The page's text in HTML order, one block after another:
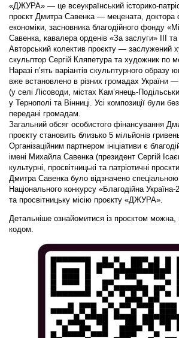
«ДЖУРА» — це всеукраїнський історико-
проєкт Дмитра Савенка — мецената, доктора
економіки, засновника благодійного фонду
Савенка, кавалера орденів «За заслуги» ІІІ та
Авторський колектив проєкту — заслужений
скульптор Сергій Кляпетура та художник по
Наразі п’ять варіантів скульптурного образу
вже встановлено в різних громадах України
(у селі Лісоводи, містах Кам’янець-
у Тернополі та Вінниці. Усі композиції були
передані громадам.
Загальний обсяг особистого фінансування
проєкту становить близько 5 мільйонів
Організаційним партнером ініціативи є
імені Михайла Савенка (президент Сергій
культурні, просвітницькі та патріотичні
Дмитра Савенка було відзначено
Національного конкурсу «Благодійна Україна-
та просвітницьку місію проєкту «ДЖУРА».
Детальніше ознайомитися із проєктом
кодом.